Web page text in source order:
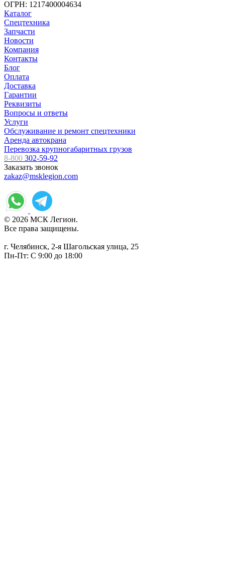
ОГРН: 1217400004634
Каталог
Спецтехника
Запчасти
Новости
Компания
Контакты
Блог
Оплата
Доставка
Гарантии
Реквизиты
Вопросы и ответы
Услуги
Обслуживание и ремонт спецтехники
Аренда автокрана
Перевозка крупногабаритных грузов
8-800 302-59-92
Заказать звонок
zakaz@msklegion.com
© 2026 МСК Легион.
Все права защищены.
г. Челябинск, 2-я Шагольская улица, 25
Пн-Пт: С 9:00 до 18:00